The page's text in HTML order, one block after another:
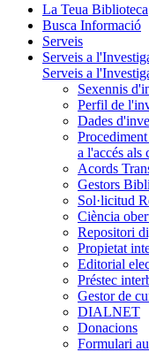
La Teua Biblioteca
Busca Informació
Serveis
Serveis a
Serveis a
Sexennis
Perfil de
Dades
a l'accés als
Acords
Gestors
Sol·licitud
Ciència
Repositori
Propietat
Editorial
Préstec
Gestor de
DIALNET
Donacions
Formulari